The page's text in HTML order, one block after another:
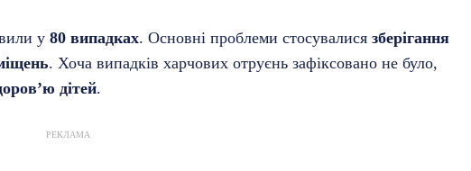
у 80 випадках. Основні проблеми стосувалися зберігання
. Хоча випадків харчових отруєнь зафіксовано не було,
дітей.
РЕКЛАМА